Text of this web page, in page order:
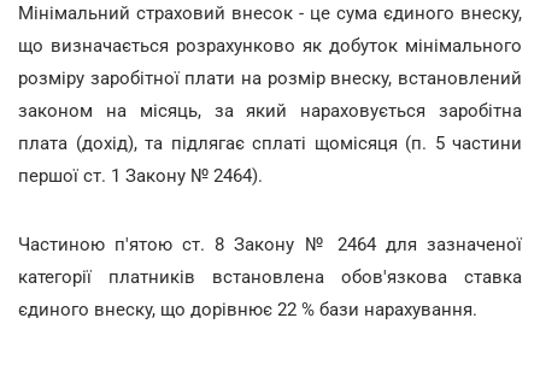
Мінімальний страховий внесок - це сума єдиного внеску,
що визначається розрахунково як добуток мінімального
розміру заробітної плати на розмір внеску, встановлений
законом на місяць, за який нараховується заробітна
плата (дохід), та підлягає сплаті щомісяця (п. 5 частини
першої ст. 1 Закону № 2464).
Частиною п'ятою ст. 8 Закону № 2464 для зазначеної
категорії платників встановлена обов'язкова ставка
єдиного внеску, що дорівнює 22 % бази нарахування.